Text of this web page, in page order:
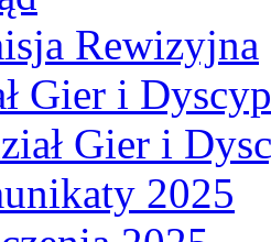
Rewizyjna
Gier i
Gier i
2025